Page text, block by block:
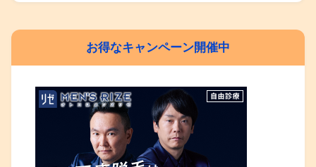
お得なキャンペーン開催中